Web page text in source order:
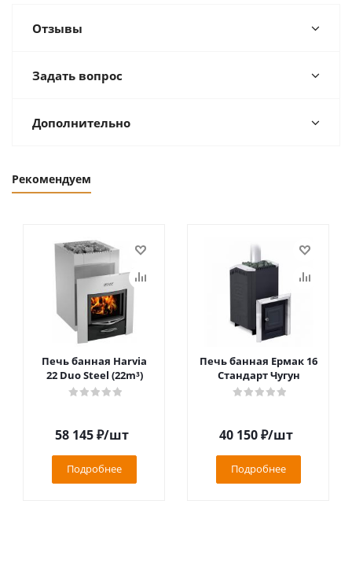
Отзывы
Задать вопрос
Дополнительно
Рекомендуем
Печь банная Harvia
22 Duo Steel (22m³)
58 145₽/шт
Подробнее
Печь банная Ермак 16
Стандарт Чугун
40 150₽/шт
Подробнее